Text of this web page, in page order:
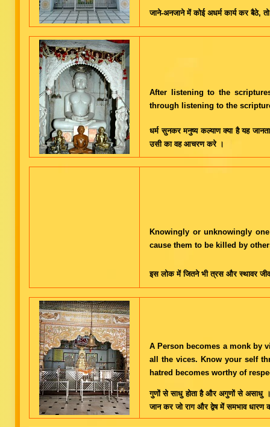
जाने-अनजाने में कोई अधर्म कार्य कर बैठे,
After listening to the
through listening to the
धर्म सुनकर मनुष्य कल्याण क्या है यह
उसी का वह आचरण करे ।
Knowingly or unknowingly
cause them to be killed by
इस लोक में जितने भी त्रस और स्थावर
A Person becomes a monk by
all the vices. Know your self
hatred becomes worthy of
गुणों से साधु होता है और अगुणों से असाधु
जान कर जो राग और द्वेष में समभाव धारण